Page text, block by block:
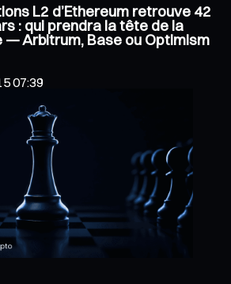
L2 d’Ethereum retrouve 42
: qui prendra la tête de la
— Arbitrum, Base ou Optimism
07:39